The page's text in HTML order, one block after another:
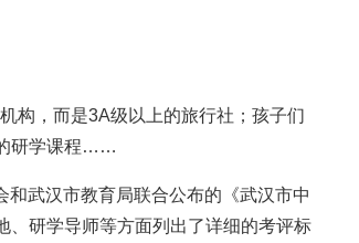
，而是3A级以上的旅行社；孩子们
研学课程……
武汉市教育局联合公布的《武汉市中
、研学导师等方面列出了详细的考评标